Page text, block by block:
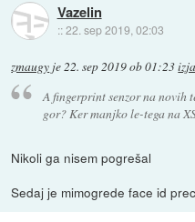
Vazelin
::22. sep 2019, 02:03
zmaugy je22. sep 2019 ob 01:23
A fingerprint senzor na novih
gor? Ker manjko le-tega na
Nikoli ga nisem pogrešal
Sedaj je mimogrede face id